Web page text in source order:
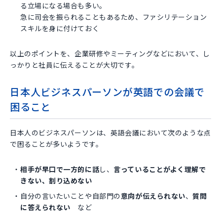
る立場になる場合も多い。
急に司会を振られることもあるため、ファシリテーション
スキルを身に付けておく
以上のポイントを、企業研修やミーティングなどにおいて、し
っかりと社員に伝えることが大切です。
日本人ビジネスパーソンが英語での会議で
困ること
日本人のビジネスパーソンは、英語会議において次のような点
で困ることが多いようです。
相手が早口で一方的に話し、 言っていることがよく理解で
きない、割り込めない
自分の言いたいことや自部門の意向が伝えられない、質問
に答えられない など